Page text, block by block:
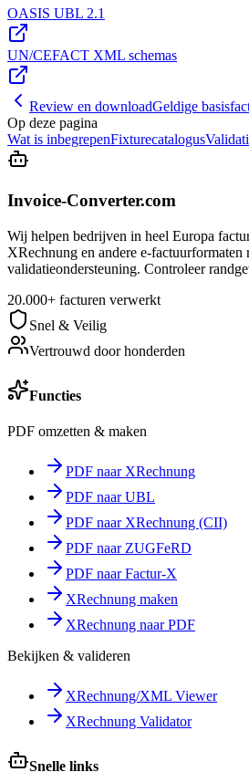
OASIS UBL 2.1
UN/CEFACT XML schemas
Review en downloadGeldige
Op deze pagina
Wat is inbegrepenFixturecatalogus
Invoice-Converter.com
Wij helpen bedrijven in heel Europa
XRechnung en andere e-factuurformaten
validatieondersteuning. Controleer
20.000+ facturen verwerkt
Snel & Veilig
Vertrouwd door honderden
Functies
PDF omzetten & maken
PDF naar XRechnung
PDF naar UBL
PDF naar XRechnung (CII)
PDF naar ZUGFeRD
PDF naar Factur-X
XRechnung maken
XRechnung naar PDF
Bekijken & valideren
XRechnung/XML Viewer
XRechnung Validator
Snelle links